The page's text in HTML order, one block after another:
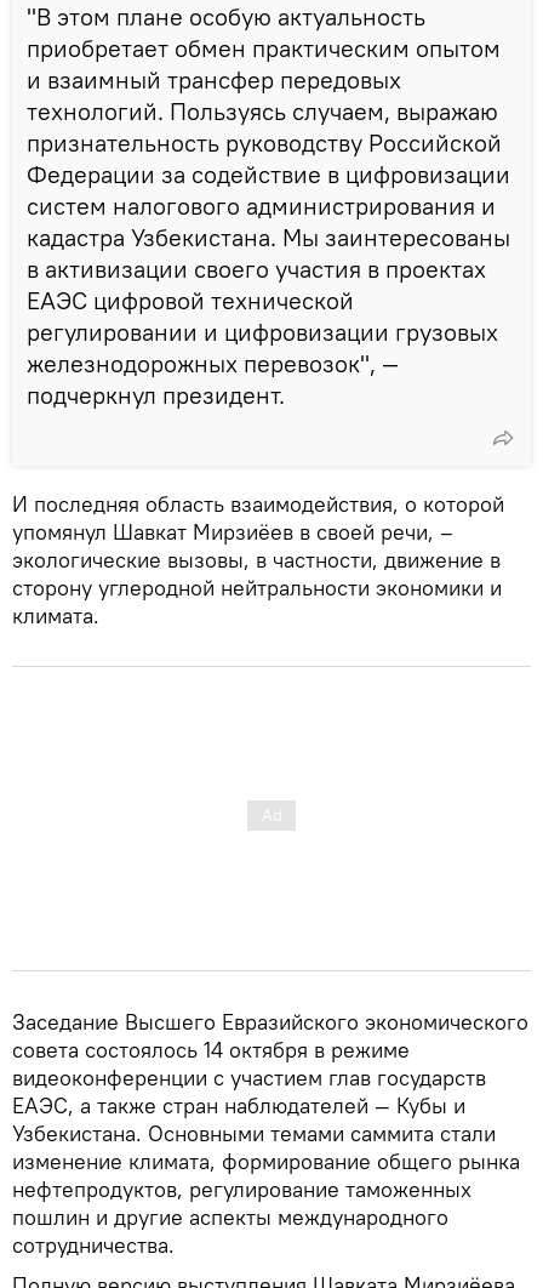
"В этом плане особую актуальность
приобретает обмен практическим опытом
и взаимный трансфер передовых
технологий. Пользуясь случаем, выражаю
признательность руководству Российской
Федерации за содействие в цифровизации
систем налогового администрирования и
кадастра Узбекистана. Мы заинтересованы
в активизации своего участия в проектах
ЕАЭС цифровой технической
регулировании и цифровизации грузовых
железнодорожных перевозок", —
подчеркнул президент.
И последняя область взаимодействия, о которой
упомянул Шавкат Мирзиёев в своей речи, –
экологические вызовы, в частности, движение в
сторону углеродной нейтральности экономики и
климата.
Заседание Высшего Евразийского экономического
совета состоялось 14 октября в режиме
видеоконференции с участием глав государств
ЕАЭС, а также стран наблюдателей — Кубы и
Узбекистана. Основными темами саммита стали
изменение климата, формирование общего рынка
нефтепродуктов, регулирование таможенных
пошлин и другие аспекты международного
сотрудничества.